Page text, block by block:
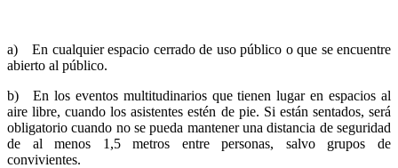
a) En cualquier espacio cerrado de uso público o que se encuentre
abierto al público.
b) En los eventos multitudinarios que tienen lugar en espacios al
aire libre, cuando los asistentes estén de pie. Si están sentados, será
obligatorio cuando no se pueda mantener una distancia de seguridad
de al menos 1,5 metros entre personas, salvo grupos de
convivientes.